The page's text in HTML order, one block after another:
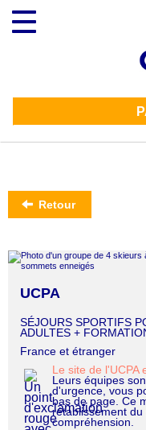
contenu
principal
Toggle
navigation
Retour
UCPA
SÉJOURS SPORTIFS
ADULTES +
France et étranger
Le site de l'UCPA
Leurs équipes
d'urgence, vous
bas de page. Ce
rétablissement
compréhension.